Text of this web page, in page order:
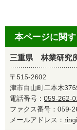
本ページに関
三重県 林業研究
〒515-2602
津市白山町二本木
電話番号： 059-262-
ファクス番号：059-
メールアドレス：